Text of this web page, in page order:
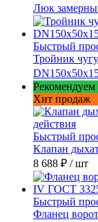
Люк
Быстрый
Тройник
Рекомендуем
Хит продаж
Быстрый
Клапан
8 688 ₽ / шт
Быстрый
Фланец